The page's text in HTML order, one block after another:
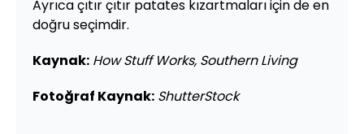
Ayrıca çıtır çıtır patates kızartmaları için de en
doğru seçimdir.
Kaynak: How Stuff Works, Southern Living
Fotoğraf Kaynak: ShutterStock